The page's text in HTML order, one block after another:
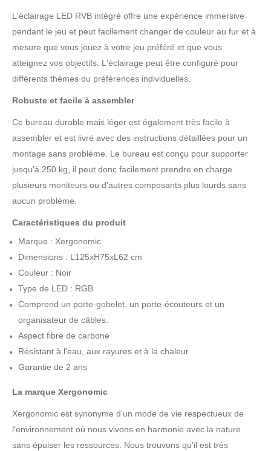
L'éclairage LED RVB intégré offre une expérience immersive
pendant le jeu et peut facilement changer de couleur au fur et à
mesure que vous jouez à votre jeu préféré et que vous
atteignez vos objectifs. L'éclairage peut être configuré pour
différents thèmes ou préférences individuelles.
Robuste et facile à assembler
Ce bureau durable mais léger est également très facile à
assembler et est livré avec des instructions détaillées pour un
montage sans problème. Le bureau est conçu pour supporter
jusqu'à 250 kg, il peut donc facilement prendre en charge
plusieurs moniteurs ou d'autres composants plus lourds sans
aucun problème.
Caractéristiques du produit
Marque : Xergonomic
Dimensions : L125xH75xL62 cm
Couleur : Noir
Type de LED : RGB
Comprend un porte-gobelet, un porte-écouteurs et un
organisateur de câbles.
Aspect fibre de carbone
Résistant à l'eau, aux rayures et à la chaleur
Garantie de 2 ans
La marque Xergonomic
Xergonomic est synonyme d'un mode de vie respectueux de
l'environnement où nous vivons en harmonie avec la nature
sans épuiser les ressources. Nous trouvons qu'il est très